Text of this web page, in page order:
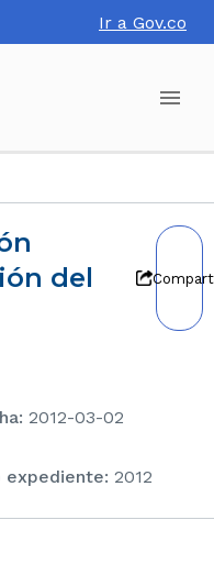
Ir a Gov.co
del
: 2012-03-02
expediente: 2012